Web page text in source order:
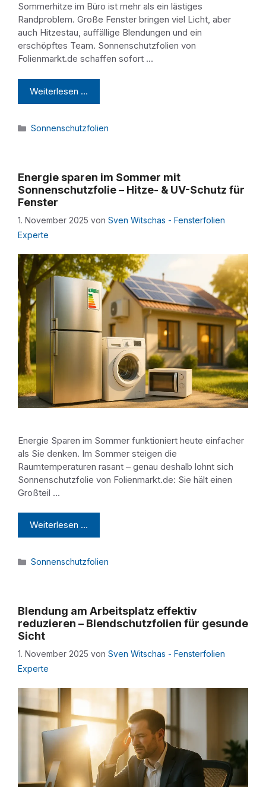
Sommerhitze im Büro ist mehr als ein lästiges
Randproblem. Große Fenster bringen viel Licht, aber
auch Hitzestau, auffällige Blendungen und ein
erschöpftes Team. Sonnenschutzfolien von
Folienmarkt.de schaffen sofort …
Weiterlesen …
Kategorien
Sonnenschutzfolien
Energie sparen im Sommer mit
Sonnenschutzfolie – Hitze- & UV-Schutz für
Fenster
1. November 2025 von Sven Witschas - Fensterfolien
Experte
Energie Sparen im Sommer funktioniert heute einfacher
als Sie denken. Im Sommer steigen die
Raumtemperaturen rasant – genau deshalb lohnt sich
Sonnenschutzfolie von Folienmarkt.de: Sie hält einen
Großteil …
Weiterlesen …
Kategorien
Sonnenschutzfolien
Blendung am Arbeitsplatz effektiv
reduzieren – Blendschutzfolien für gesunde
Sicht
1. November 2025 von Sven Witschas - Fensterfolien
Experte